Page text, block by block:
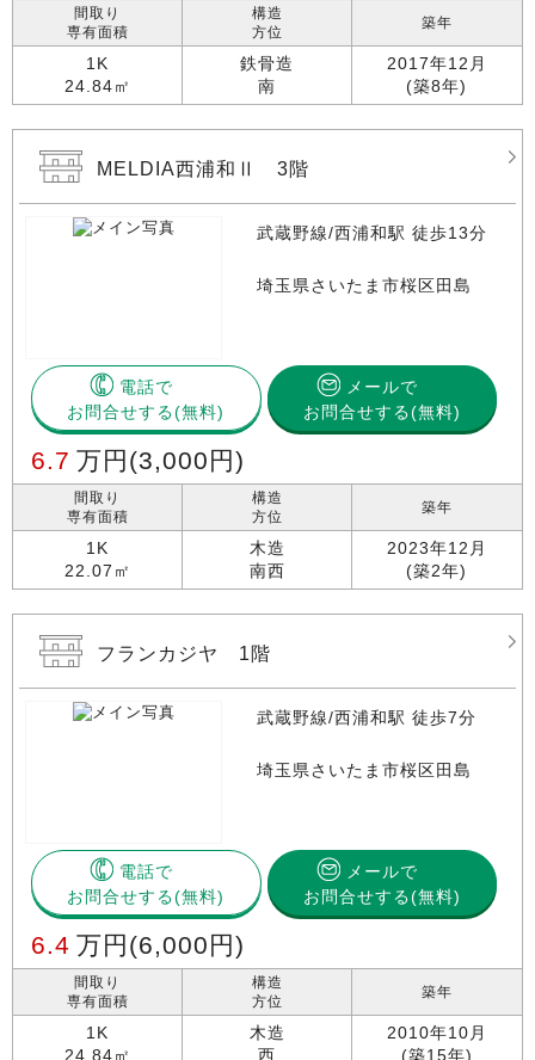
間取り
専有面積
1K
24.84㎡
構造
方位
鉄骨造
南
築年
2017年12月
(築8年)
MELDIA西浦和Ⅱ 3階
武蔵野線/西浦和駅 徒歩13分
埼玉県さいたま市桜区田島
電話で
お問合せする
メールで
お問合せする(無料)
6.7 万円 (3,000円)
間取り
専有面積
1K
22.07㎡
構造
方位
木造
南西
築年
2023年12月
(築2年)
フランカジヤ 1階
武蔵野線/西浦和駅 徒歩7分
埼玉県さいたま市桜区田島
電話で
お問合せする
メールで
お問合せする(無料)
6.4 万円 (6,000円)
間取り
専有面積
1K
24.84㎡
構造
方位
木造
西
築年
2010年10月
(築15年)